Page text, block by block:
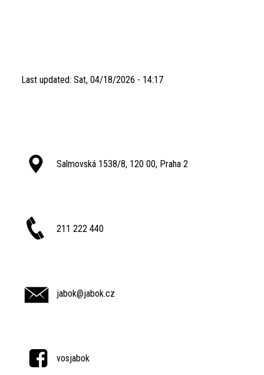
Last updated: Sat, 04/18/2026 - 14:17
Salmovská 1538/8, 120 00, Praha 2
211 222 440
jabok@jabok.cz
vosjabok